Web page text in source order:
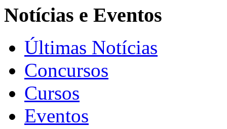
Notícias e Eventos
Últimas Notícias
Concursos
Cursos
Eventos